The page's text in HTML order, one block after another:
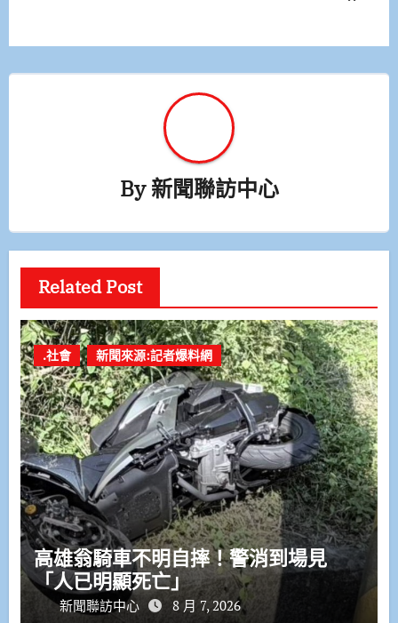
By新聞聯訪中心
Related Post
.社會 新聞來源:記者爆料網
高雄翁騎車不明自摔！警消到場見
「人已明顯死亡」
新聞聯訪中心 8 月 7, 2026